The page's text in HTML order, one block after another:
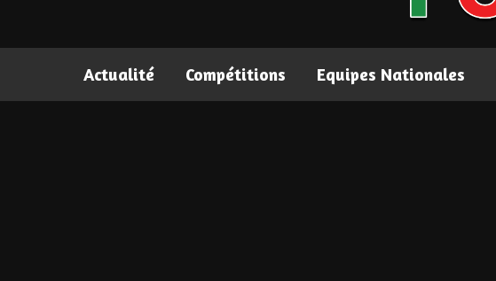
Actualité Compétitions Equipes Nationales